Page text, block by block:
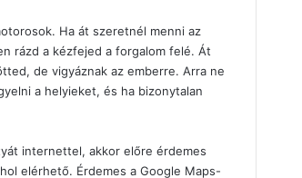
Ha át szeretnél menni az
rázd a kézfejed a forgalom felé. Át
de vigyáznak az emberre. Arra ne
a helyieket, és ha bizonytalan
internettel, akkor előre érdemes
elérhető. Érdemes a Google Maps-